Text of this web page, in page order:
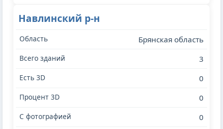
Навлинский р-н
Брянская область
3
0
0
0